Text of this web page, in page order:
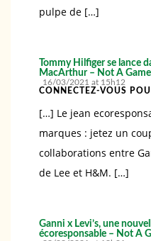
pulpe de […]
Tommy Hilfiger se lance
MacArthur – Not A Game
16/03/2021 at 15h12
CONNECTEZ-VOUS
[…] Le jean
marques : jetez un
collaborations entre
de Lee et H&M. […]
Ganni x Levi’s, une
écoresponsable – Not A